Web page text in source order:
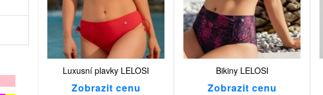
Luxusní plavky LELOSI
Zobrazit cenu
Bikiny LELOSI
Zobrazit cenu